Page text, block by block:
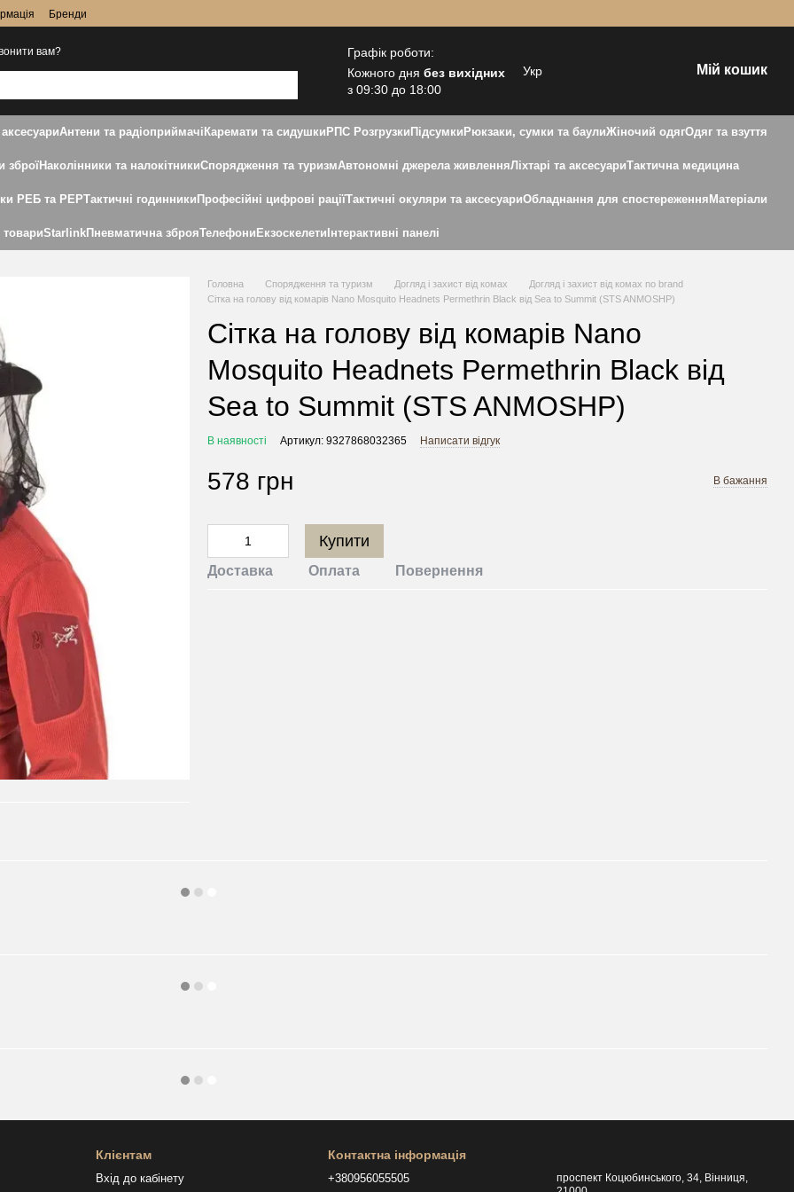
Бренди
вам?
Графік роботи:
Кожного днябез вихідних
з 09:30 до 18:00
Укр Мій кошик
Антени та радіоприймачі Каремати та сидушки РПС Розгрузки Підсумки Рюкзаки, сумки та баулиЖіночий одягОдяг та взуття
зброїНаколінники та налокітникиСпорядження та туризмАвтономні джерела живленняЛіхтарі та аксесуариТактична медицина
РЕБ та РЕРТактичні годинники Професійні цифрові раціїТактичні окуляри та аксесуариОбладнання для спостереження Матеріали
товариStarlinkПневматична зброяТелефони Екзоскелети Інтерактивні панелі
Головна Спорядження та туризм Догляд і захист від комах
Догляд і захист від комах no brand
Сітка на голову від комарів Nano Mosquito Headnets Permethrin Black від Sea to Summit (STS ANMOSHP)
Сітка на голову від комарів Nano
Mosquito Headnets Permethrin Black від
Sea to Summit (STS ANMOSHP)
В наявності Артикул: 9327868032365 Написати відгук
578 грн В бажання
Купити
Доставка Оплата Повернення
Клієнтам
Вхід до кабінету
Контактна інформація
+380956055505
проспект Коцюбинського, 34, Вінниця,